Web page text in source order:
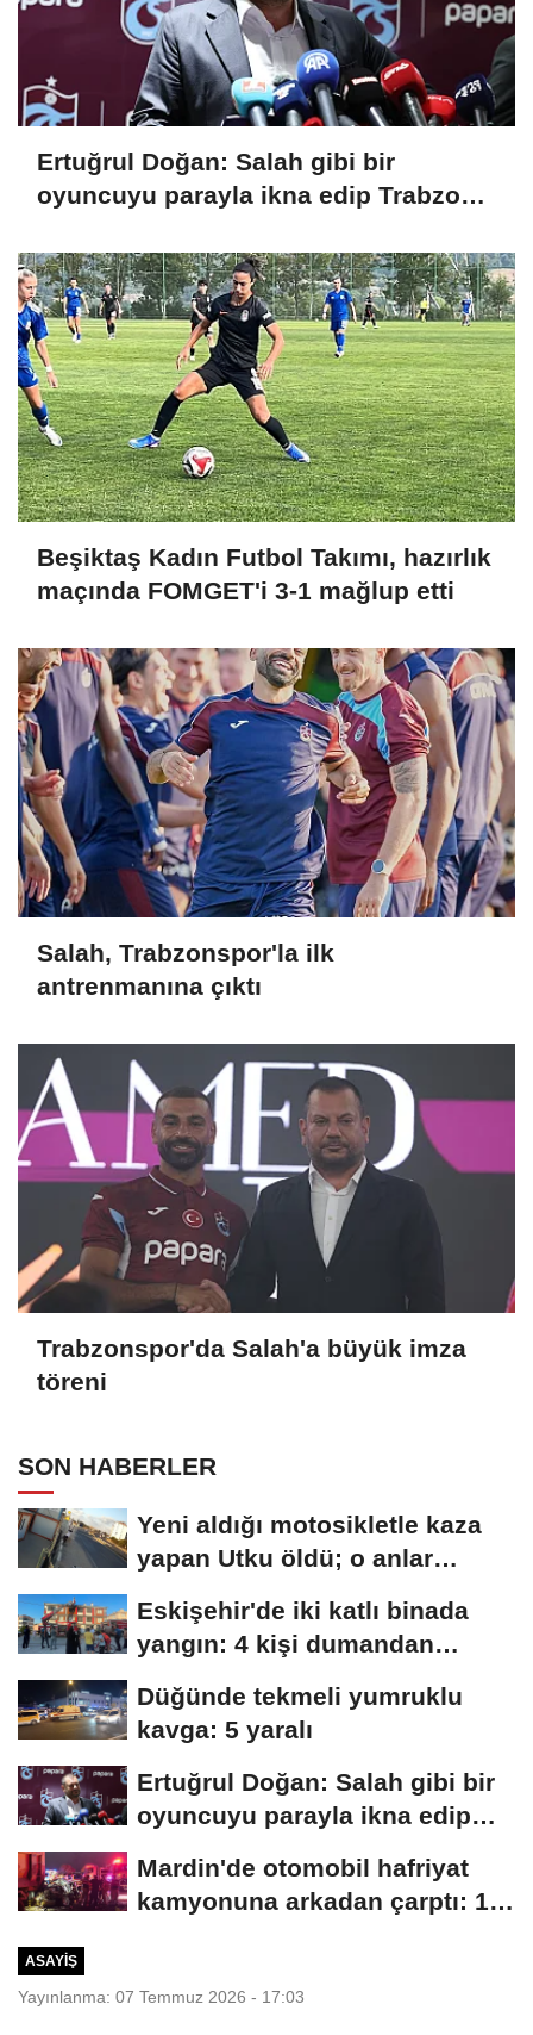
Ertuğrul Doğan: Salah gibi bir
oyuncuyu parayla ikna edip Trabzon'a
Beşiktaş Kadın Futbol Takımı, hazırlık
maçında FOMGET'i 3-1 mağlup etti
Salah, Trabzonspor'la ilk
antrenmanına çıktı
Trabzonspor'da Salah'a büyük imza
töreni
SON HABERLER
Yeni aldığı motosikletle kaza
yapan Utku öldü; o anlar
Eskişehir'de iki katlı binada
yangın: 4 kişi dumandan
Düğünde tekmeli yumruklu
kavga: 5 yaralı
Ertuğrul Doğan: Salah gibi bir
oyuncuyu parayla ikna edip
Mardin'de otomobil hafriyat
kamyonuna arkadan çarptı: 1
ASAYIŞ
Yayınlanma: 07 Temmuz 2026 - 17:03